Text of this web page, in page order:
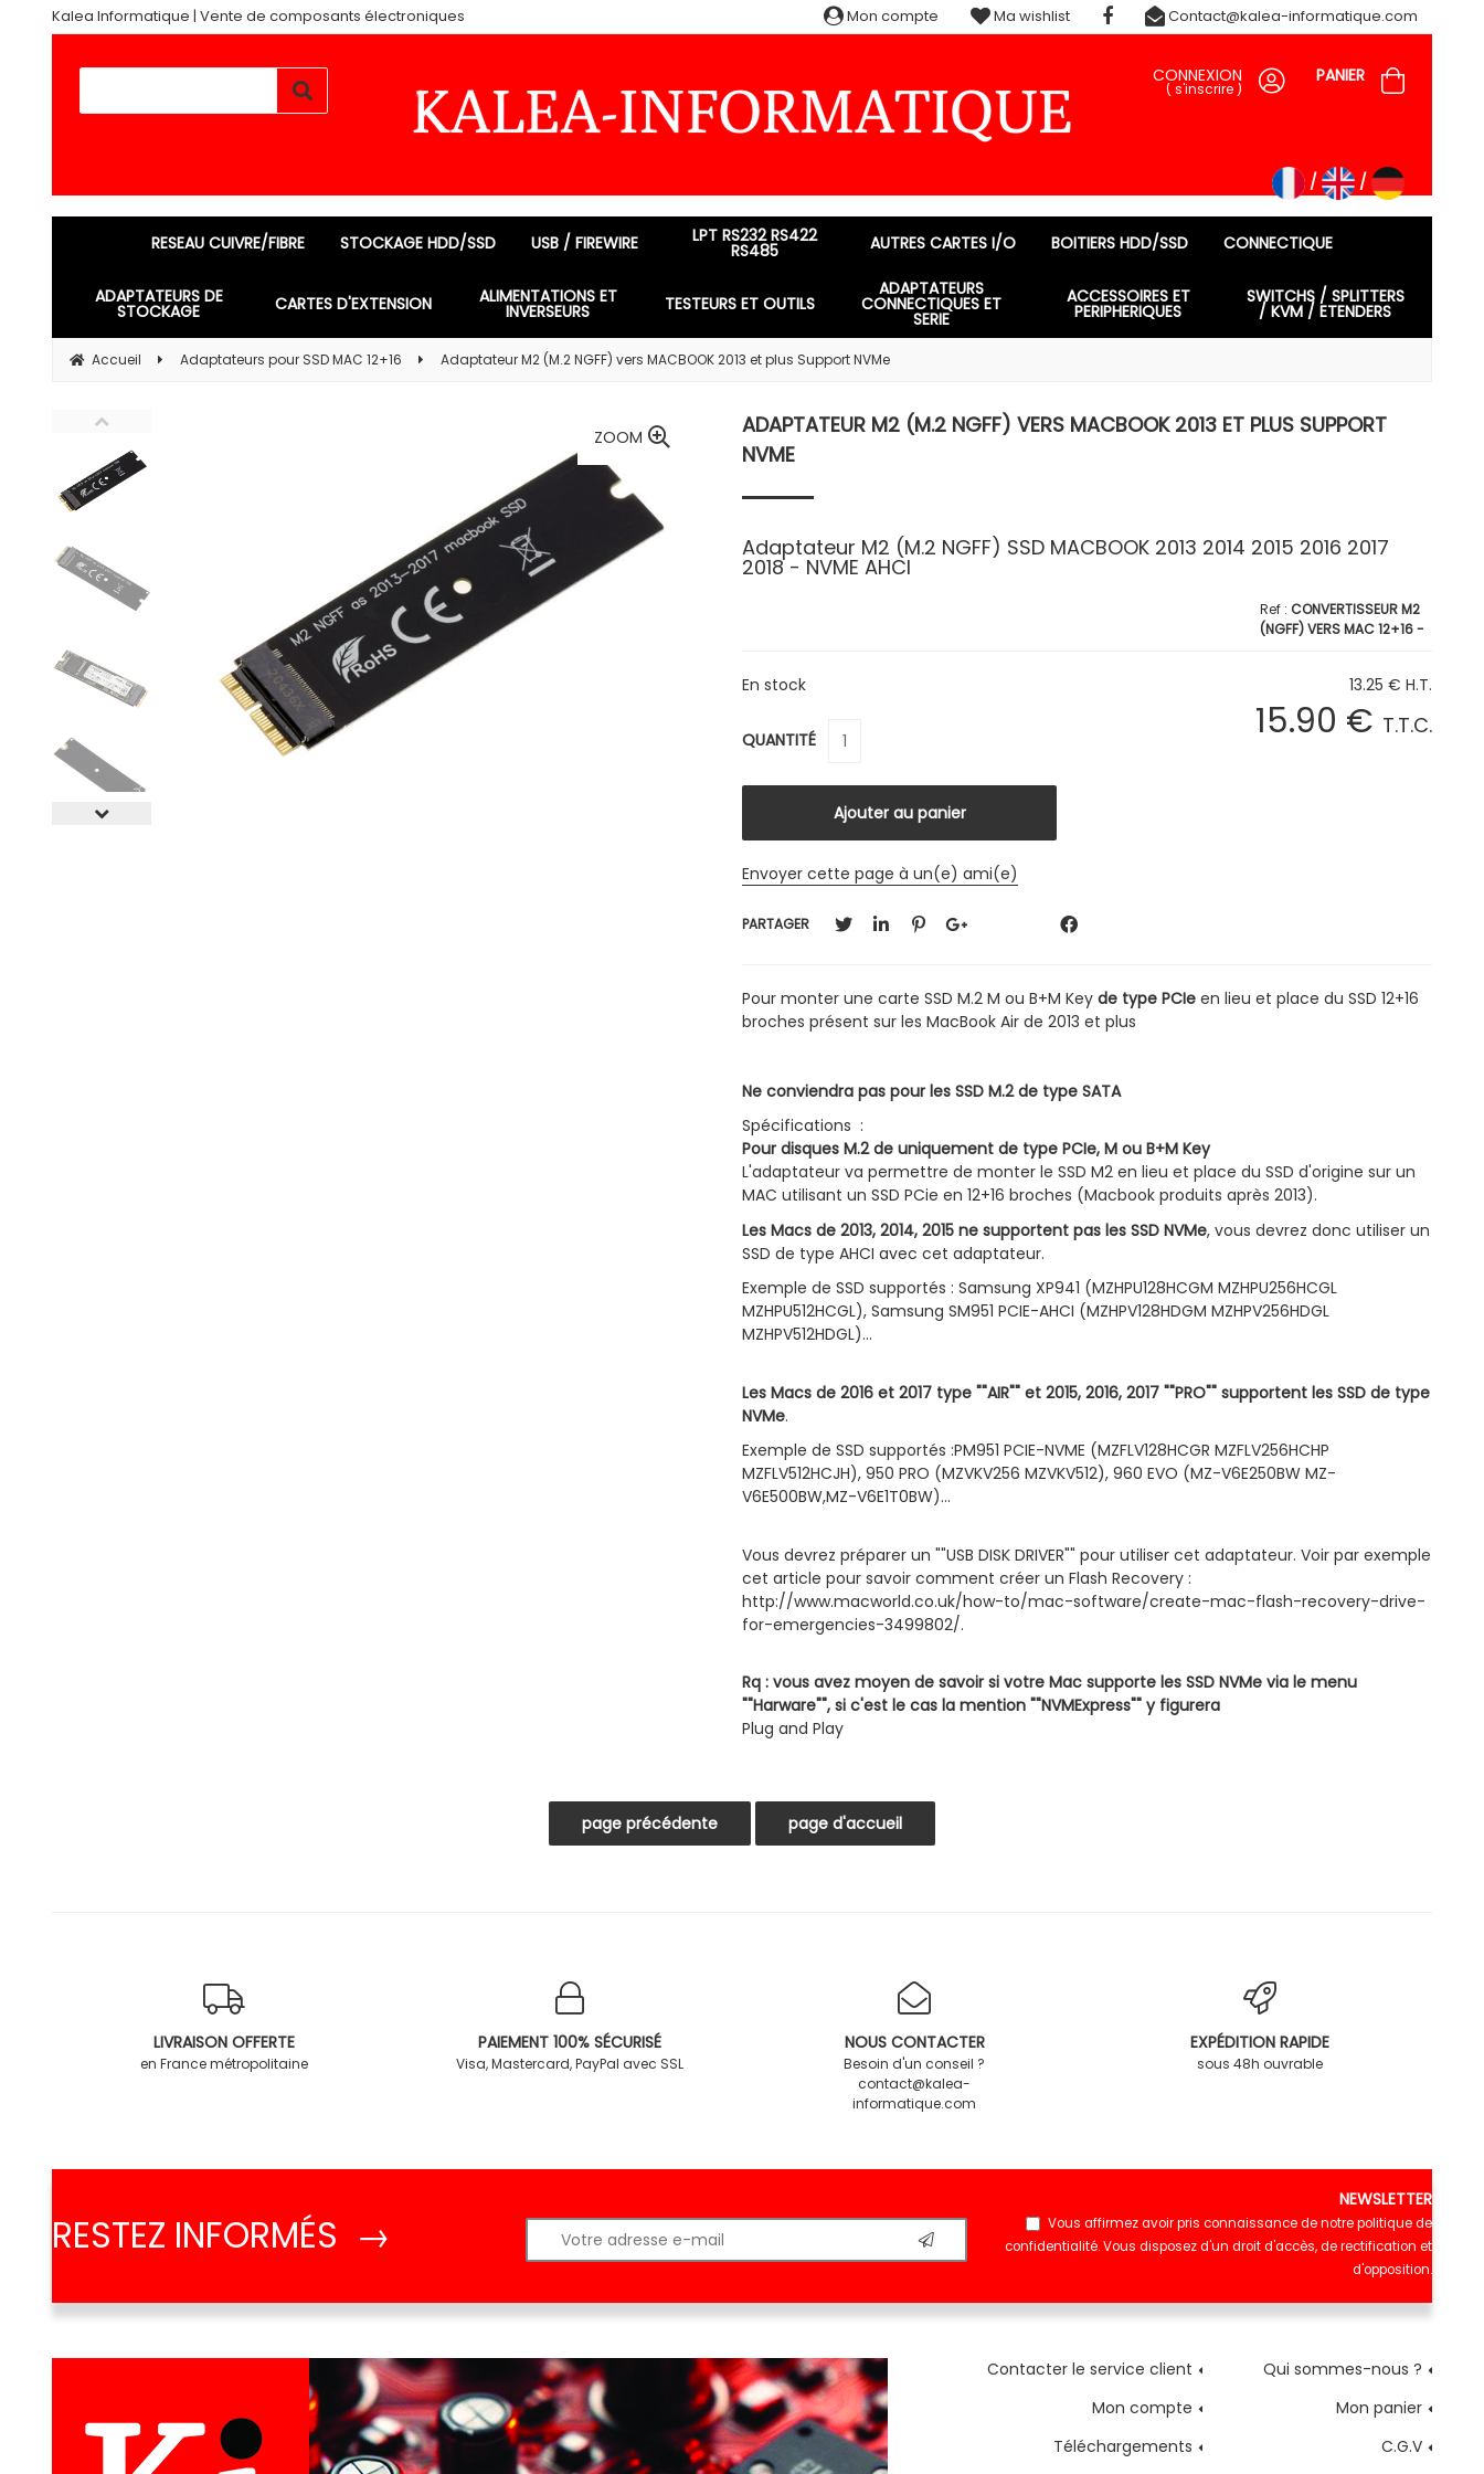
Kalea Informatique | Vente de composants électroniques
CONNEXION
( s'inscrire )
PANIER
RESEAU CUIVRE/FIBRE STOCKAGE HDD/SSD USB / FIREWIRE LPT RS232 RS422
RS485 AUTRES CARTES I/O BOITIERS HDD/SSD CONNECTIQUE
ADAPTATEURS DE
STOCKAGE CARTES D'EXTENSION ALIMENTATIONS ET
INVERSEURS TESTEURS ET OUTILS
ADAPTATEURS
CONNECTIQUES ET
SERIE
ACCESSOIRES ET
PERIPHERIQUES
SWITCHS / SPLITTERS
/ KVM / ETENDERS
Accueil Adaptateurs pour SSD MAC 12+16 Adaptateur M2 (M.2 NGFF) vers MACBOOK 2013 et plus Support NVMe
ZOOM
ADAPTATEUR M2 (M.2 NGFF) VERS MACBOOK 2013 ET PLUS SUPPORT
NVME
Adaptateur M2 (M.2 NGFF) SSD MACBOOK 2013 2014 2015 2016 2017
2018 - NVME AHCI
CONVERTISSEUR M2
(NGFF) VERS MAC 12+16 -
13.25 € H.T.
15.90 € T.T.C.
En stock
QUANTITÉ
Envoyer cette page à un(e) ami(e)
PARTAGER
Pour monter une carte SSD M.2 M ou B+M Key de type PCIe en lieu et place du SSD 12+16
broches présent sur les MacBook Air de 2013 et plus
Ne conviendra pas pour les SSD M.2 de type SATA
Spécifications :
Pour disques M.2 de uniquement de type PCIe, M ou B+M Key
L'adaptateur va permettre de monter le SSD M2 en lieu et place du SSD d'origine sur un
MAC utilisant un SSD PCie en 12+16 broches (Macbook produits après 2013).
Les Macs de 2013, 2014, 2015 ne supportent pas les SSD NVMe, vous devrez donc utiliser un
SSD de type AHCI avec cet adaptateur.
Exemple de SSD supportés : Samsung XP941 (MZHPU128HCGM MZHPU256HCGL
MZHPU512HCGL), Samsung SM951 PCIE-AHCI (MZHPV128HDGM MZHPV256HDGL
MZHPV512HDGL)...
Les Macs de 2016 et 2017 type ""AIR"" et 2015, 2016, 2017 ""PRO"" supportent les SSD de type
NVMe.
Exemple de SSD supportés :PM951 PCIE-NVME (MZFLV128HCGR MZFLV256HCHP
MZFLV512HCJH), 950 PRO (MZVKV256 MZVKV512), 960 EVO (MZ-V6E250BW MZ-
V6E500BW,MZ-V6E1T0BW)...
Vous devrez préparer un ""USB DISK DRIVER"" pour utiliser cet adaptateur. Voir par exemple
cet article pour savoir comment créer un Flash Recovery :
http://www.macworld.co.uk/how-to/mac-software/create-mac-flash-recovery-drive-
for-emergencies-3499802/.
Rq : vous avez moyen de savoir si votre Mac supporte les SSD NVMe via le menu
""Harware"", si c'est le cas la mention ""NVMExpress"" y figurera
Plug and Play
Mon compte Ma wishlist Contact@kalea-informatique.com
LIVRAISON OFFERTE
en France métropolitaine
PAIEMENT 100% SÉCURISÉ
Visa, Mastercard, PayPal avec SSL
NOUS CONTACTER
Besoin d'un conseil ?
contact@kalea-
informatique.com
EXPÉDITION RAPIDE
sous 48h ouvrable
RESTEZ INFORMÉS →
NEWSLETTER
Vous affirmez avoir pris connaissance de notrepolitique de
confidentialité. Vous disposez d'un droit d'accès, de rectification et
d'opposition.
Contacter le service client
Qui sommes-nous ?
Mon compte
Mon panier
Téléchargements
C.G.V